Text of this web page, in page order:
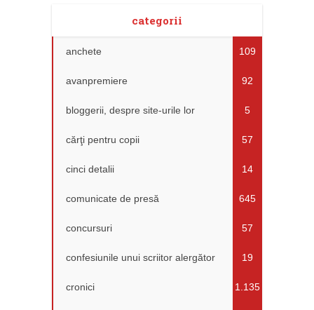
categorii
anchete 109
avanpremiere 92
bloggerii, despre site-urile lor 5
cărţi pentru copii 57
cinci detalii 14
comunicate de presă 645
concursuri 57
confesiunile unui scriitor alergător 19
cronici 1.135